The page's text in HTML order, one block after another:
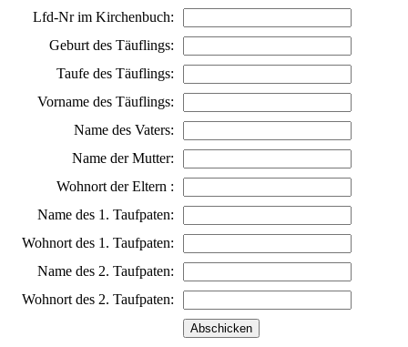
Lfd-Nr im Kirchenbuch:
Geburt des Täuflings:
Taufe des Täuflings:
Vorname des Täuflings:
Name des Vaters:
Name der Mutter:
Wohnort der Eltern :
Name des 1. Taufpaten:
Wohnort des 1. Taufpaten:
Name des 2. Taufpaten:
Wohnort des 2. Taufpaten: